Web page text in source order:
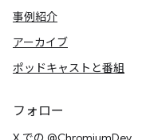
事例紹介
アーカイブ
ポッドキャストと番組
フォロー